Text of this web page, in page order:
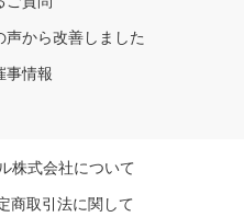
声から改善しました
事情報
株式会社について
商取引法に関して